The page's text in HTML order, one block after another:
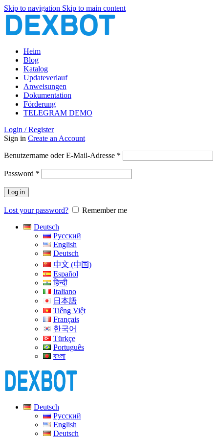
Skip to navigation Skip to main content
Heim
Blog
Katalog
Updateverlauf
Anweisungen
Dokumentation
Förderung
TELEGRAM DEMO
Login / Register
Sign in Create an Account
Benutzername oder E-Mail-Adresse *
Password *
Log in
Lost your password?
Remember me
Deutsch
Русский
English
Deutsch
中文 (中国)
Español
हिन्दी
Italiano
日本語
Tiếng Việt
Français
한국어
Türkçe
Português
বাংলা
Deutsch
Русский
English
Deutsch